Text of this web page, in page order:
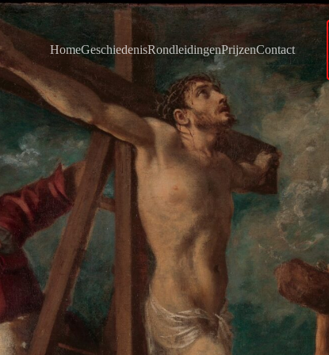
HomeGeschiedenisRondleidingenPrijzenContact